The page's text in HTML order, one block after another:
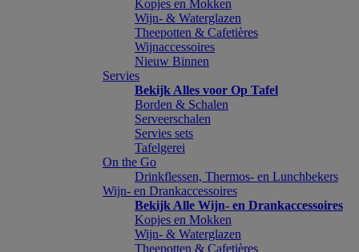
Kopjes en Mokken
Wijn- & Waterglazen
Theepotten & Cafetières
Wijnaccessoires
Nieuw Binnen
Servies
Bekijk Alles voor Op Tafel
Borden & Schalen
Serveerschalen
Servies sets
Tafelgerei
On the Go
Drinkflessen, Thermos- en Lunchbekers
Wijn- en Drankaccessoires
Bekijk Alle Wijn- en Drankaccessoires
Kopjes en Mokken
Wijn- & Waterglazen
Theepotten & Cafetières